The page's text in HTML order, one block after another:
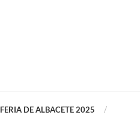
FERIA DE ALBACETE 2025